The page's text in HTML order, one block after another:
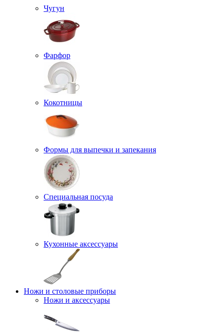
Чугун
Фарфор
Кокотницы
Формы для выпечки и запекания
Специальная посуда
Кухонные аксессуары
Ножи и столовые приборы
Ножи и аксессуары